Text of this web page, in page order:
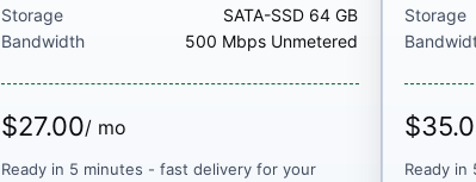
Storage
SATA-SSD 64 GB
Bandwidth
500 Mbps Unmetered
$27.00/ mo
Ready in 5 minutes - fast delivery for your
Storage
Ready